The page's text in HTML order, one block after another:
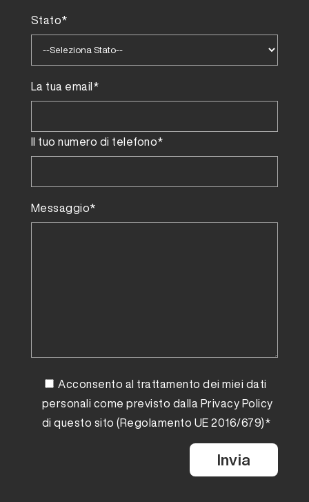
Stato*
La tua email*
Il tuo numero di telefono*
Messaggio*
Acconsento al trattamento dei miei dati
personali come previsto dalla Privacy Policy
di questo sito (Regolamento UE 2016/679)*